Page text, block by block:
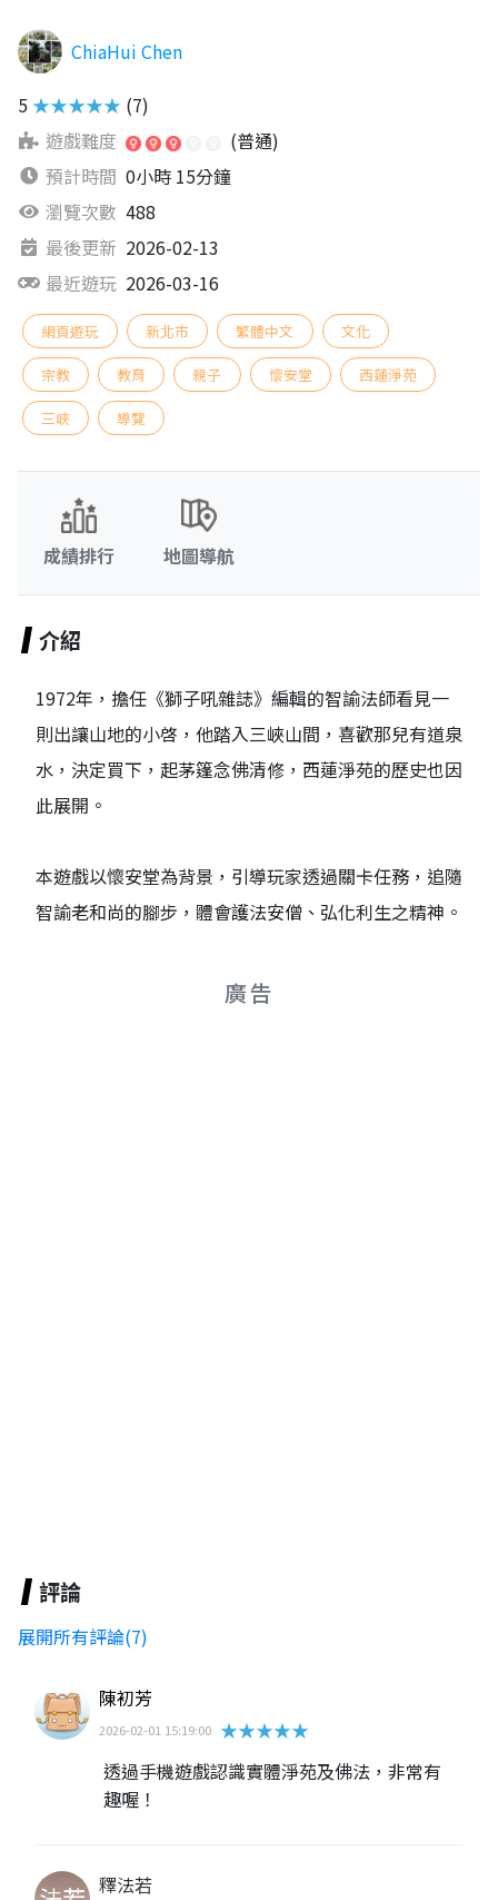
ChiaHui Chen
5 ★★★★★ (7)
遊戲難度
(普通)
預計時間 0小時 15分鐘
瀏覽次數 488
最後更新 2026-02-13
最近遊玩 2026-03-16
網頁遊玩 新北市 繁體中文 文化
宗教 教育 親子 懷安堂 西蓮淨苑
三峽 導覽
成績排行 地圖導航
介紹
1972年，擔任《獅子吼雜誌》編輯的智諭法師看見一
則出讓山地的小啓，他踏入三峽山間，喜歡那兒有道泉
水，決定買下，起茅篷念佛清修，西蓮淨苑的歷史也因
此展開。
本遊戲以懷安堂為背景，引導玩家透過關卡任務，追隨
智諭老和尚的腳步，體會護法安僧、弘化利生之精神。
廣告
評論
展開所有評論(7)
陳初芳
2026-02-01 15:19:00 ★★★★★
透過手機遊戲認識實體淨苑及佛法，非常有
趣喔！
釋法若